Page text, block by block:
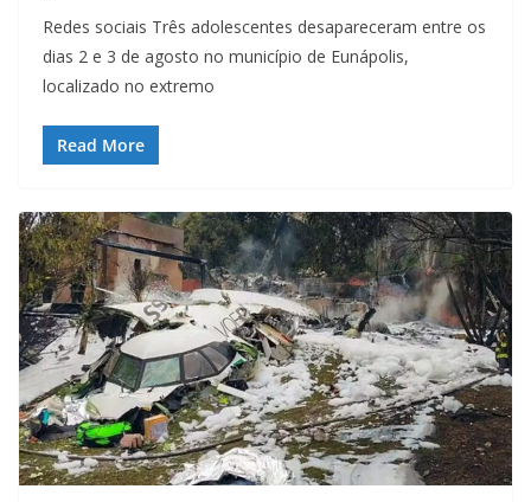
Redes sociais Três adolescentes desapareceram entre os
dias 2 e 3 de agosto no município de Eunápolis,
localizado no extremo
Read More